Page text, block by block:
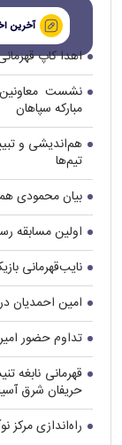
آخرین
اهدا کاپ
نشست معاونین
مبارکه سپاهان
هم‌اندیشی و
تیم‌ها
بیان محمودی
اولین مسابقه
نایب‌قهرمانی
امین احمدیان
تداوم حضور
قهرمانی نابغه
حریفان شرق
راه‌اندازی مرکز